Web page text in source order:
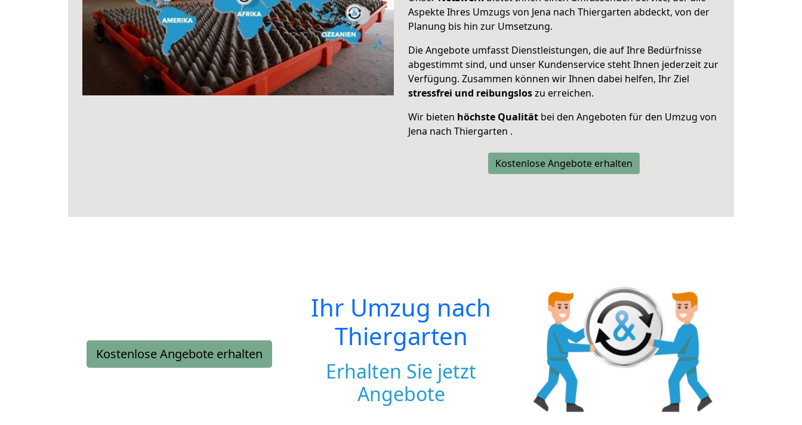
Aspekte Ihres Umzugs von Jena nach Thiergarten abdeckt, von der
Planung bis hin zur Umsetzung.
Die Angebote umfasst Dienstleistungen, die auf Ihre Bedürfnisse
abgestimmt sind, und unser Kundenservice steht Ihnen jederzeit zur
Verfügung. Zusammen können wir Ihnen dabei helfen, Ihr Ziel
stressfrei und reibungsloszu erreichen.
Wir bieten höchste Qualität bei den Angeboten für den Umzug von
Jena nach Thiergarten .
Kostenlose Angebote erhalten
Kostenlose Angebote erhalten
Ihr Umzug nach
Thiergarten
Erhalten Sie jetzt
Angebote